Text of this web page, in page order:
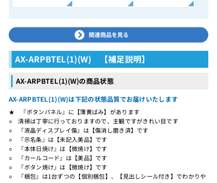
AX-ARPBTEL(1)(W) 【補足説明】
AX-ARPBTEL(1)(W)の商品状態
AX-ARPBTEL(1)(W)は下記の状態品質でお届けいたします
★ 『ボタンパネル』に【薄黄ばみ】があります
○ 清掃は丁寧に行っておりますので、主観ですがきれい目です
○ 『液晶ディスプレイ傷』は【傷消し磨き済】です
○ 『示名条』は【未記入美品】です
○ 『本体日焼け』は【微焼け】です
○ 『カールコード』は【美品】です
○ 『ボタン焼け』は【微焼け】です
○ 『梱包』は1台ずつの【個別梱包】、【見出しシール付き】でわかりや